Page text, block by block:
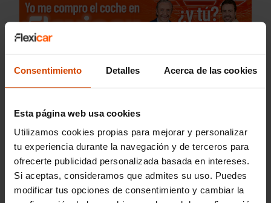
Consentimiento Detalles Acerca de las cookies
Esta página web usa cookies
Utilizamos cookies propias para mejorar y personalizar
tu experiencia durante la navegación y de terceros para
ofrecerte publicidad personalizada basada en intereses.
Si aceptas, consideramos que admites su uso. Puedes
modificar tus opciones de consentimiento y cambiar la